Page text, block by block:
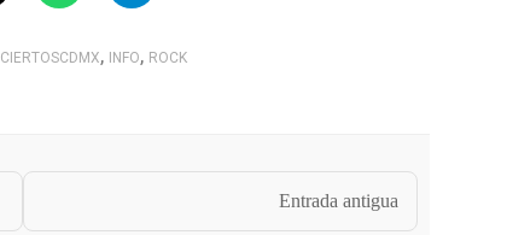
, INFO, ROCK
Entrada antigua